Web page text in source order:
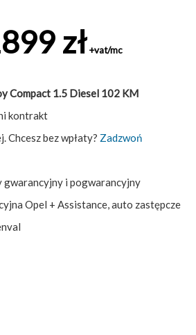
zł +vat/mc
Compact 1.5 Diesel 102 KM
kontrakt
Chcesz bez wpłaty? Zadzwoń
gwarancyjny i pogwarancyjny
Opel + Assistance, auto zastępcze